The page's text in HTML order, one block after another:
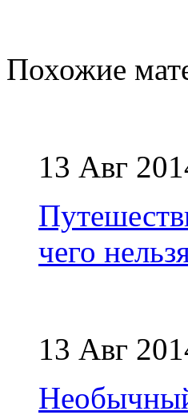
Похожие
13 Авг
чего
13 Авг